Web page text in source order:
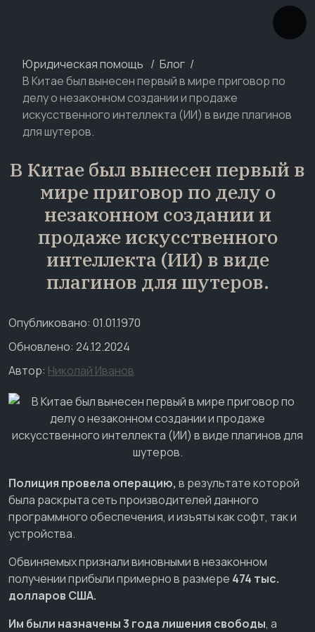
Юридическая помощь
Блог
В Китае был вынесен первый в мире приговор по
делу о незаконном создании и продаже
искусственного интеллекта (ИИ) в виде плагинов
для шутеров.
В Китае был вынесен первый в
мире приговор по делу о
незаконном создании и
продаже искусственного
интеллекта (ИИ) в виде
плагинов для шутеров.
Опубликовано: 01.01.1970
Обновлено: 24.12.2024
Автор: Николай Иванов
Полиция провела операцию, в результате которой
была раскрыта сеть производителей данного
программного обеспечения, и изъяты как софт, так и
устройства.
Обвиняемых признали виновными в незаконном
получении прибыли примерно в размере 474 тыс.
долларов США.
Им были назначены 3 года лишения свободы, а